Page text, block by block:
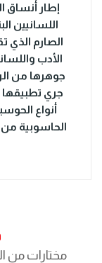
إطار أنساق
اللسانيين
الصارم
الأدب
جوهرها من
جري تطبيقها
أنواع
الحاسوبية من
مختارات من